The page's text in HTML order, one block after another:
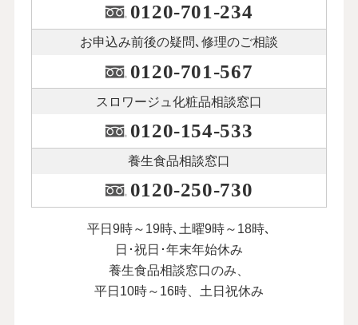
0120-701-234
お申込み前後の疑問､修理のご相談
0120-701-567
スロワージュ化粧品相談窓口
0120-154-533
養生食品相談窓口
0120-250-730
平日9時～19時､土曜9時～18時､
日･祝日･年末年始休み
養生食品相談窓口のみ、
平日10時～16時、土日祝休み